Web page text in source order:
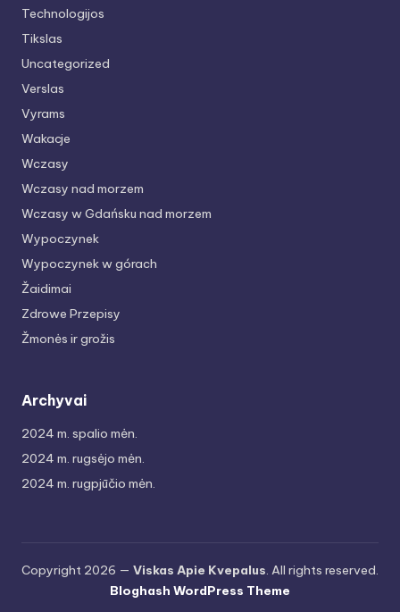
Technologijos
Tikslas
Uncategorized
Verslas
Vyrams
Wakacje
Wczasy
Wczasy nad morzem
Wczasy w Gdańsku nad morzem
Wypoczynek
Wypoczynek w górach
Žaidimai
Zdrowe Przepisy
Žmonės ir grožis
Archyvai
2024 m. spalio mėn.
2024 m. rugsėjo mėn.
2024 m. rugpjūčio mėn.
Copyright 2026 — Viskas Apie Kvepalus. All rights reserved.
Bloghash WordPress Theme